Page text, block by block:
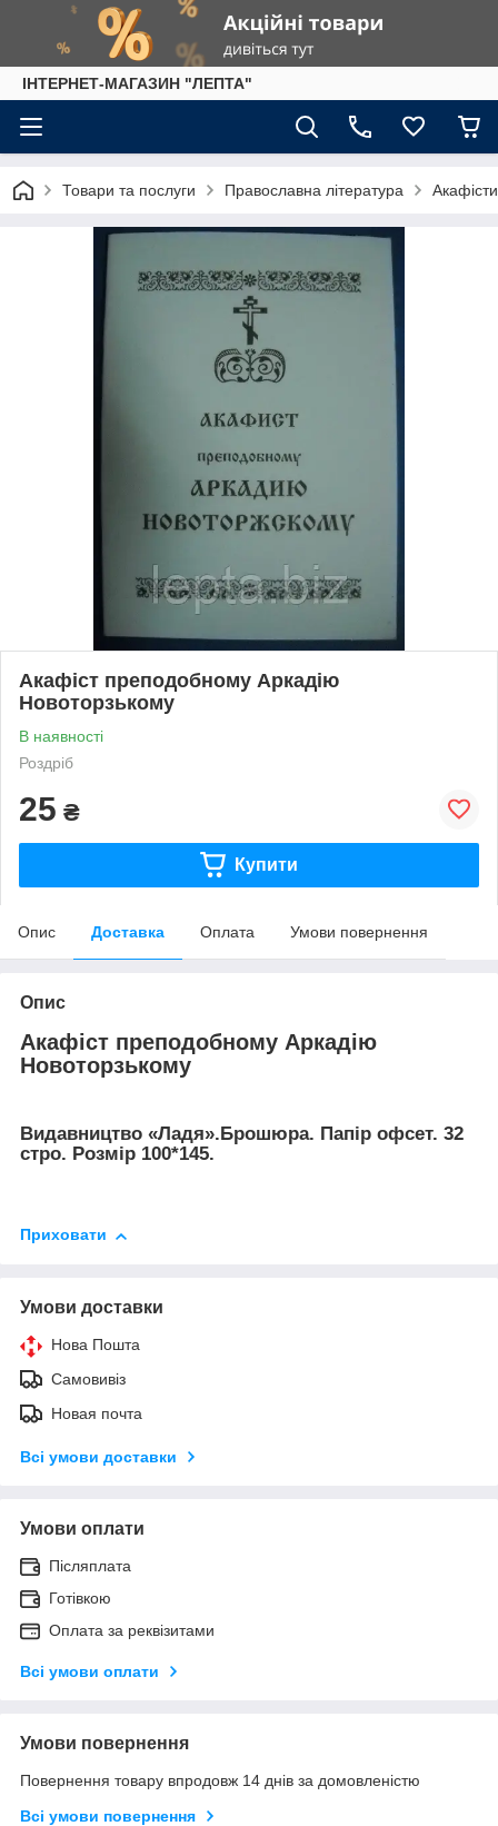
IНТЕРНЕТ-МАГАЗИН "ЛЕПТА"
Товари та послуги Православна література
Акафіст преподобному Аркадію
Новоторзькому
В наявності
Роздріб
25 ₴
Купити
Опис Доставка Оплата Умови повернення
Опис
Акафіст преподобному Аркадію
Новоторзькому
Видавництво «Ладя».Брошюра. Папір офсет. 32
стро. Розмір 100*145.
Приховати
Умови доставки
Нова Пошта
Самовивіз
Новая почта
Всі умови доставки
Умови оплати
Післяплата
Готівкою
Оплата за реквізитами
Всі умови оплати
Умови повернення
Повернення товару впродовж 14 днів за домовленістю
Всі умови повернення